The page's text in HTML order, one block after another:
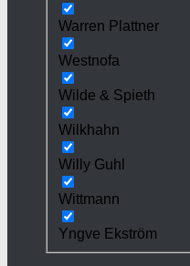
Warren Plattner
Westnofa
Wilde & Spieth
Wilkhahn
Willy Guhl
Wittmann
Yngve Ekström